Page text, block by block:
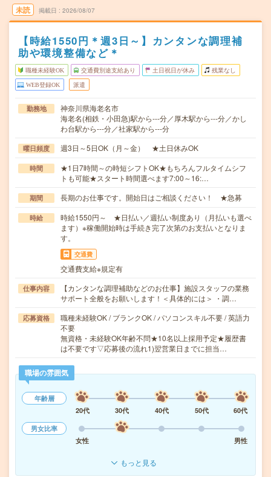
未読 掲載日 2026/08/07
【時給1550円＊週3日～】カンタンな調理補
助や環境整備など＊
職種未経験OK 交通費別途支給あり 土日祝日が休み 残業なし
WEB登録OK 派遣
勤務地
神奈川県海老名市
海老名(相鉄・小田急)駅から---分／厚木駅から---分／かし
わ台駅から---分／社家駅から---分
曜日頻度 週3日～5日OK（月～金） ★土日休みOK
時間
★1日7時間～の時短シフトOK★もちろんフルタイムシフ
トも可能★スタート時間選べます7:00～16:…
期間 長期のお仕事です。開始日はご相談ください！ ★急募
時給
時給1550円～ ★日払い／週払い制度あり（月払いも選べ
ます）※稼働開始時は手続き完了次第のお支払いとなりま
す。
交通費
交通費支給※規定有
仕事内容
【カンタンな調理補助などのお仕事】施設スタッフの業務
サポート全般をお願いします！＜具体的には＞ ・調…
応募資格
職種未経験OK / ブランクOK / パソコンスキル不要 / 英語力
不要
無資格・未経験OK年齢不問★10名以上採用予定★履歴書
は不要です▽応募後の流れ1)翌営業日までに担当…
職場の雰囲気
年齢層
20代
30代 40代 50代
60代
男女比率
女性
男性
もっと見る